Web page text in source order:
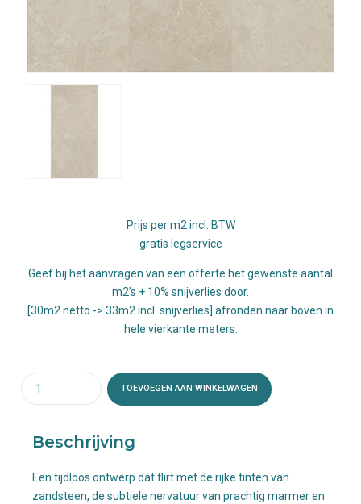
Prijs per m2 incl. BTW
gratis legservice
Geef bij het aanvragen van een offerte het gewenste aantal
m2’s + 10% snijverlies door.
[30m2 netto -> 33m2 incl. snijverlies] afronden naar boven in
hele vierkante meters.
TOEVOEGEN AAN WINKELWAGEN
Beschrijving
Een tijdloos ontwerp dat flirt met de rijke tinten van
zandsteen, de subtiele nervatuur van prachtig marmer en